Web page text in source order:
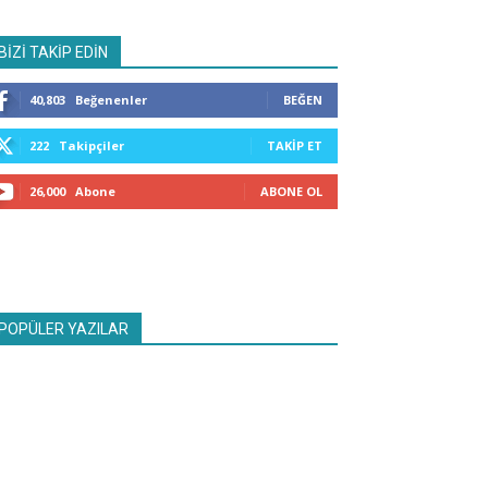
TAKİP EDİN
40,803 Beğenenler BEĞEN
222 Takipçiler TAKIP ET
26,000 Abone ABONE OL
YAZILAR